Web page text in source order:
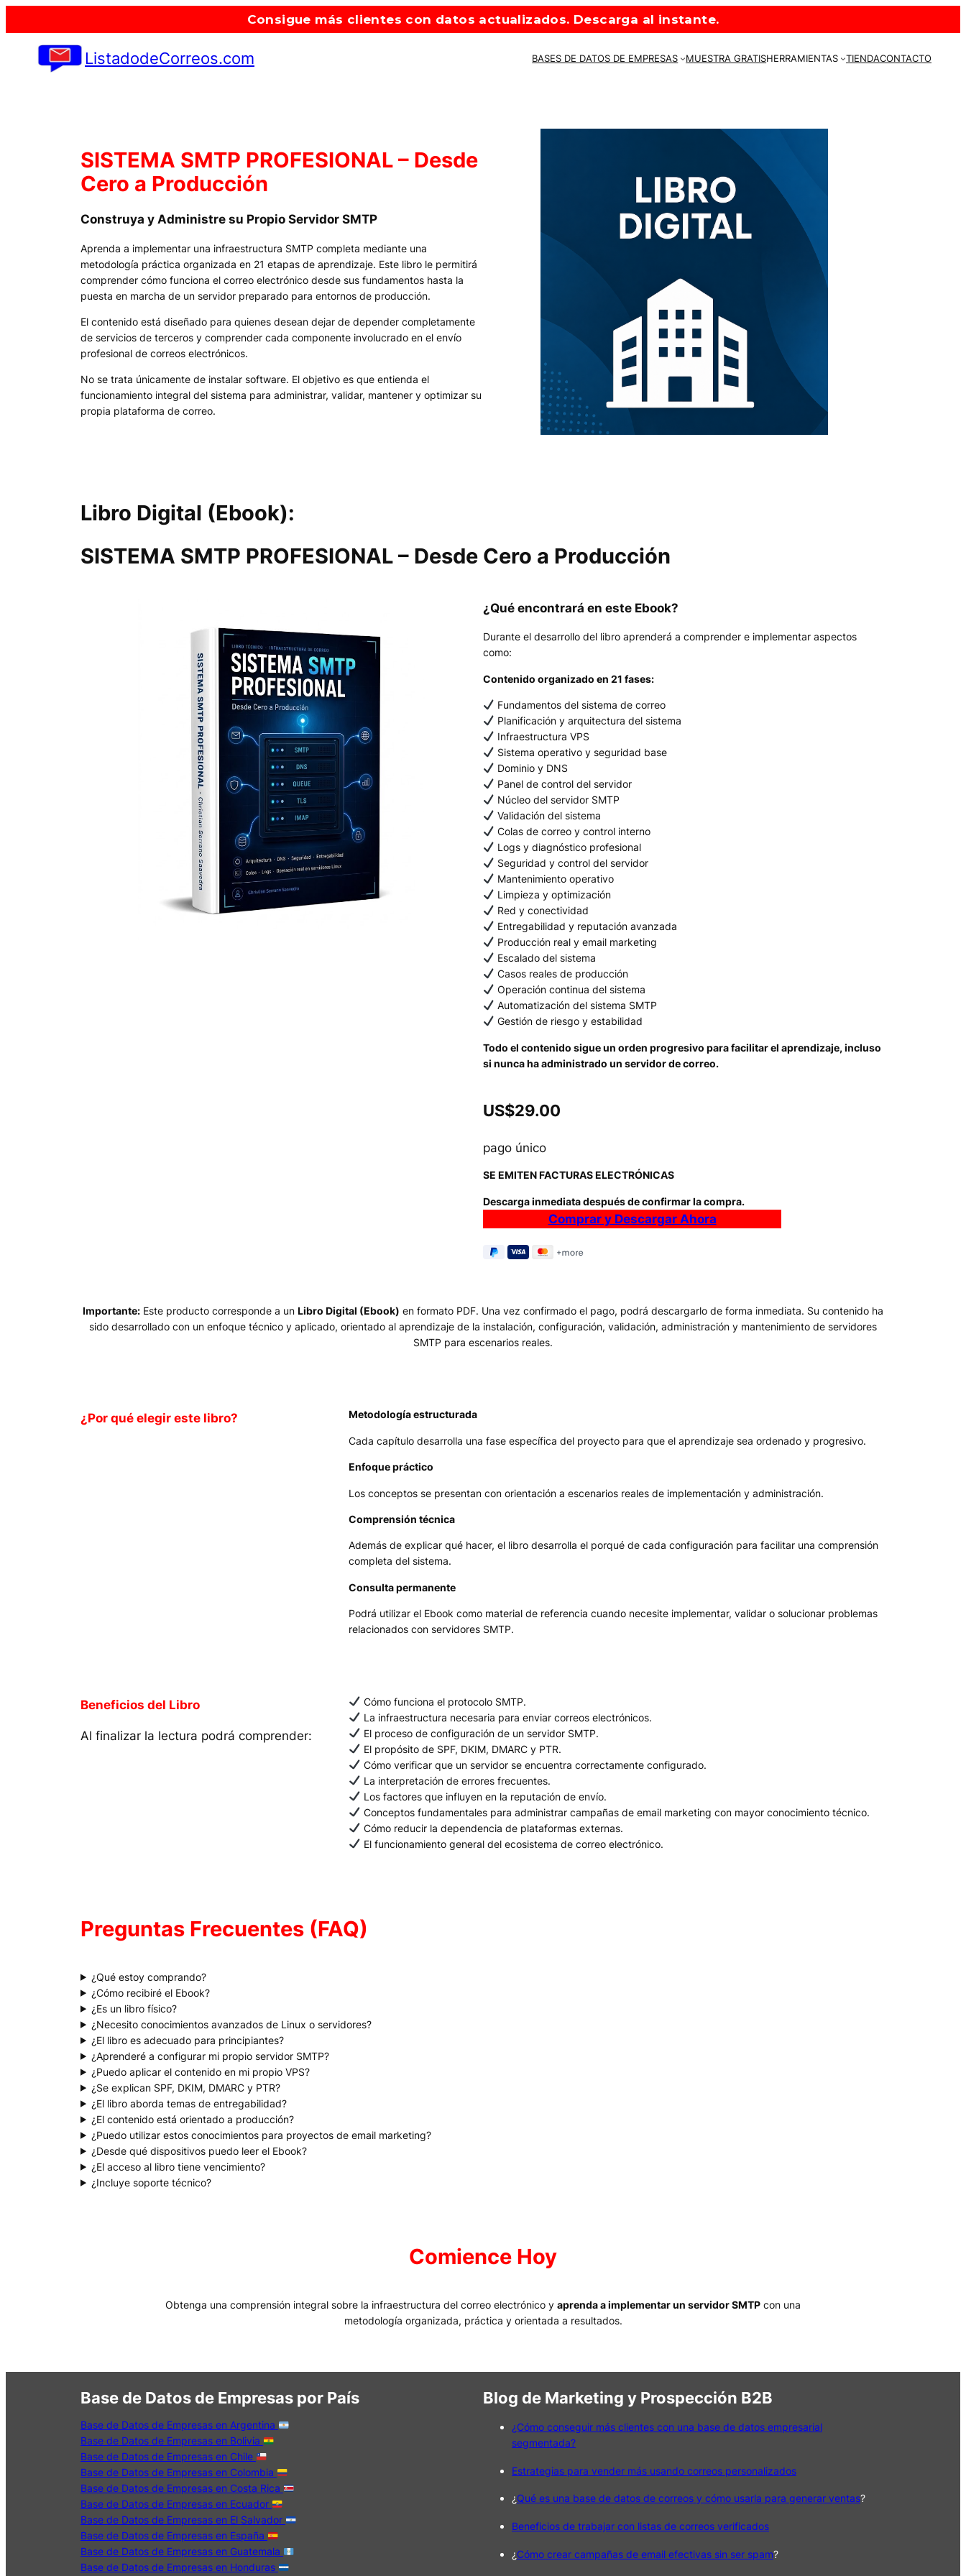
al
contenido
Consigue más clientes con datos actualizados. Descarga al instante.
ListadodeCorreos.com BASES DE DATOS DE EMPRESAS MUESTRA GRATISHERRAMIENTAS TIENDACONTACTO
SISTEMA SMTP PROFESIONAL – Desde
Cero a Producción
Construya y Administre su Propio Servidor SMTP
Aprenda a implementar una infraestructura SMTP completa mediante una
metodología práctica organizada en 21 etapas de aprendizaje. Este libro le permitirá
comprender cómo funciona el correo electrónico desde sus fundamentos hasta la
puesta en marcha de un servidor preparado para entornos de producción.
El contenido está diseñado para quienes desean dejar de depender completamente
de servicios de terceros y comprender cada componente involucrado en el envío
profesional de correos electrónicos.
No se trata únicamente de instalar software. El objetivo es que entienda el
funcionamiento integral del sistema para administrar, validar, mantener y optimizar su
propia plataforma de correo.
Libro Digital (Ebook):
SISTEMA SMTP PROFESIONAL – Desde Cero a Producción
¿Qué encontrará en este Ebook?
Durante el desarrollo del libro aprenderá a comprender e implementar aspectos
como:
Contenido organizado en 21 fases:
Fundamentos del sistema de correo
Planificación y arquitectura del sistema
Infraestructura VPS
Sistema operativo y seguridad base
Dominio y DNS
Panel de control del servidor
Núcleo del servidor SMTP
Validación del sistema
Colas de correo y control interno
Logs y diagnóstico profesional
Seguridad y control del servidor
Mantenimiento operativo
Limpieza y optimización
Red y conectividad
Entregabilidad y reputación avanzada
Producción real y email marketing
Escalado del sistema
Casos reales de producción
Operación continua del sistema
Automatización del sistema SMTP
Gestión de riesgo y estabilidad
Todo el contenido sigue un orden progresivo para facilitar el aprendizaje, incluso
si nunca ha administrado un servidor de correo.
US$29.00
pago único
SE EMITEN FACTURAS ELECTRÓNICAS
Descarga inmediata después de confirmar la compra.
Comprar y Descargar Ahora
Importante: Este producto corresponde a un Libro Digital (Ebook) en formato PDF. Una vez confirmado el pago, podrá descargarlo de forma inmediata. Su contenido ha
sido desarrollado con un enfoque técnico y aplicado, orientado al aprendizaje de la instalación, configuración, validación, administración y mantenimiento de servidores
SMTP para escenarios reales.
¿Por qué elegir este libro? Metodología estructurada
Cada capítulo desarrolla una fase específica del proyecto para que el aprendizaje sea ordenado y progresivo.
Enfoque práctico
Los conceptos se presentan con orientación a escenarios reales de implementación y administración.
Comprensión técnica
Además de explicar qué hacer, el libro desarrolla el porqué de cada configuración para facilitar una comprensión
completa del sistema.
Consulta permanente
Podrá utilizar el Ebook como material de referencia cuando necesite implementar, validar o solucionar problemas
relacionados con servidores SMTP.
Beneficios del Libro
Al finalizar la lectura podrá comprender:
Cómo funciona el protocolo SMTP.
La infraestructura necesaria para enviar correos electrónicos.
El proceso de configuración de un servidor SMTP.
El propósito de SPF, DKIM, DMARC y PTR.
Cómo verificar que un servidor se encuentra correctamente configurado.
La interpretación de errores frecuentes.
Los factores que influyen en la reputación de envío.
Conceptos fundamentales para administrar campañas de email marketing con mayor conocimiento técnico.
Cómo reducir la dependencia de plataformas externas.
El funcionamiento general del ecosistema de correo electrónico.
Preguntas Frecuentes (FAQ)
¿Qué estoy comprando?
¿Cómo recibiré el Ebook?
¿Es un libro físico?
¿Necesito conocimientos avanzados de Linux o servidores?
¿El libro es adecuado para principiantes?
¿Aprenderé a configurar mi propio servidor SMTP?
¿Puedo aplicar el contenido en mi propio VPS?
¿Se explican SPF, DKIM, DMARC y PTR?
¿El libro aborda temas de entregabilidad?
¿El contenido está orientado a producción?
¿Puedo utilizar estos conocimientos para proyectos de email marketing?
¿Desde qué dispositivos puedo leer el Ebook?
¿El acceso al libro tiene vencimiento?
¿Incluye soporte técnico?
Comience Hoy
Obtenga una comprensión integral sobre la infraestructura del correo electrónico y aprenda a implementar un servidor SMTP con una
metodología organizada, práctica y orientada a resultados.
Base de Datos de Empresas por País
Base de Datos de Empresas en Argentina
Base de Datos de Empresas en Bolivia
Base de Datos de Empresas en Chile
Base de Datos de Empresas en Colombia
Base de Datos de Empresas en Costa Rica
Base de Datos de Empresas en Ecuador
Base de Datos de Empresas en El Salvador
Base de Datos de Empresas en España
Base de Datos de Empresas en Guatemala
Base de Datos de Empresas en Honduras
Blog de Marketing y Prospección B2B
¿Cómo conseguir más clientes con una base de datos empresarial
segmentada?
Estrategias para vender más usando correos personalizados
¿Qué es una base de datos de correos y cómo usarla para generar ventas?
Beneficios de trabajar con listas de correos verificados
¿Cómo crear campañas de email efectivas sin ser spam?